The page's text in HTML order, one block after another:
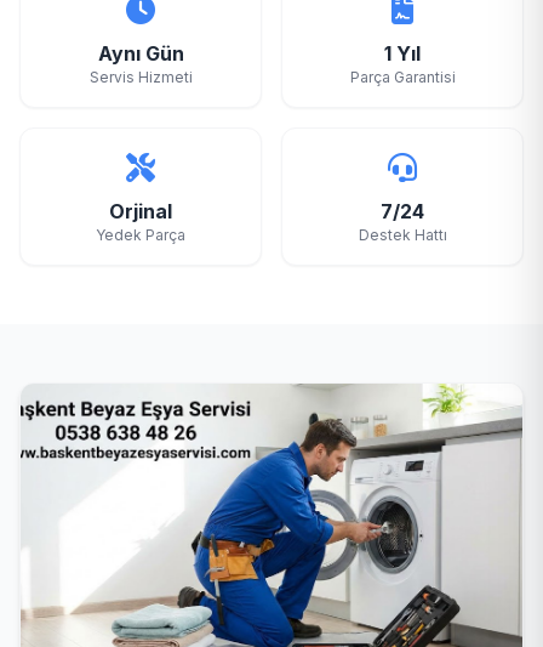
Aynı Gün
Servis Hizmeti
1 Yıl
Parça Garantisi
Orjinal
Yedek Parça
7/24
Destek Hattı